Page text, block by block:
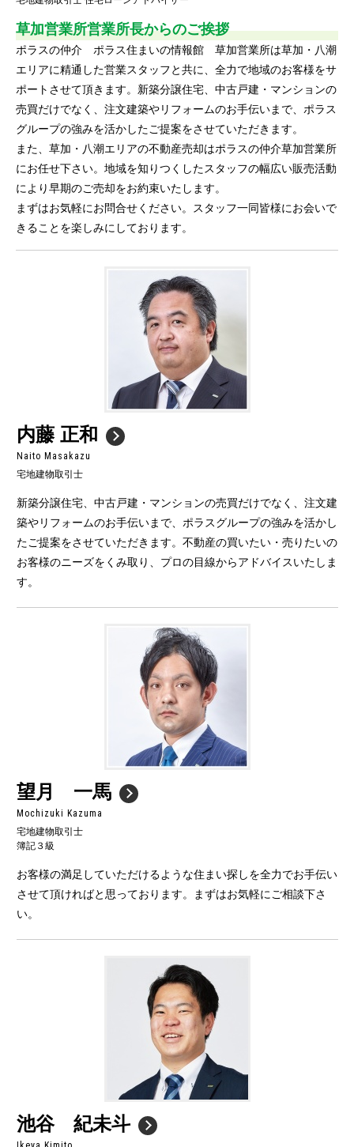
草加営業所営業所長からのご挨拶
ポラスの仲介 ポラス住まいの情報館 草加営業所は草加・八潮
エリアに精通した営業スタッフと共に、全力で地域のお客様をサ
ポートさせて頂きます。新築分譲住宅、中古戸建・マンションの
売買だけでなく、注文建築やリフォームのお手伝いまで、ポラス
グループの強みを活かしたご提案をさせていただきます。
また、草加・八潮エリアの不動産売却はポラスの仲介草加営業所
にお任せ下さい。地域を知りつくしたスタッフの幅広い販売活動
により早期のご売却をお約束いたします。
まずはお気軽にお問合せください。スタッフ一同皆様にお会いで
きることを楽しみにしております。
内藤 正和
Naito Masakazu
宅地建物取引士
新築分譲住宅、中古戸建・マンションの売買だけでなく、注文建
築やリフォームのお手伝いまで、ポラスグループの強みを活かし
たご提案をさせていただきます。不動産の買いたい・売りたいの
お客様のニーズをくみ取り、プロの目線からアドバイスいたしま
す。
望月 一馬
Mochizuki Kazuma
宅地建物取引士
簿記３級
お客様の満足していただけるような住まい探しを全力でお手伝い
させて頂ければと思っております。まずはお気軽にご相談下さ
い。
池谷 紀未斗